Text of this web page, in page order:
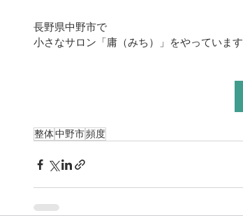
長野県中野市で
小さなサロン「庸（みち）」をやっています
整体中野市頻度